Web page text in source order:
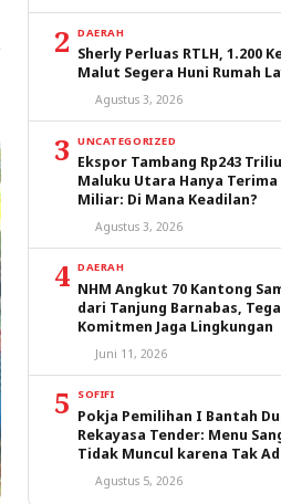
2 DAERAH
Sherly Perluas RTLH, 1.200
Malut Segera Huni Rumah
Agustus 3, 2026
3 UNCATEGORIZED
Ekspor Tambang Rp243
Maluku Utara Hanya Terima
Miliar: Di Mana Keadilan?
Agustus 3, 2026
4 DAERAH
NHM Angkut 70 Kantong
dari Tanjung Barnabas,
Komitmen Jaga Lingkungan
Juni 11, 2026
5 SOFIFI
Pokja Pemilihan I Bantah
Rekayasa Tender: Menu
Tidak Muncul karena Tak
Peserta yang Lulus Evaluasi
Agustus 5, 2026